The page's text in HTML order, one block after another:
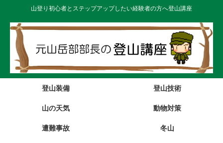
山登り初心者とステップアップしたい経験者の方へ登山講座
登山装備 登山技術
山の天気 動物対策
遭難事故 冬山